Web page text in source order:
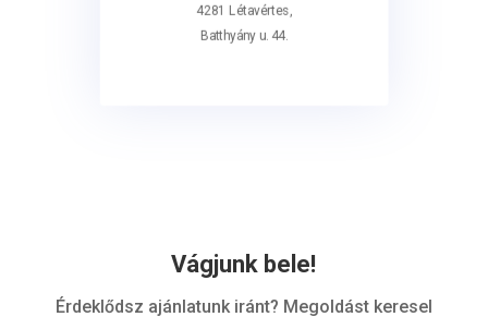
4281 Létavértes,
Batthyány u. 44.
Vágjunk bele!
Érdeklődsz ajánlatunk iránt? Megoldást keresel